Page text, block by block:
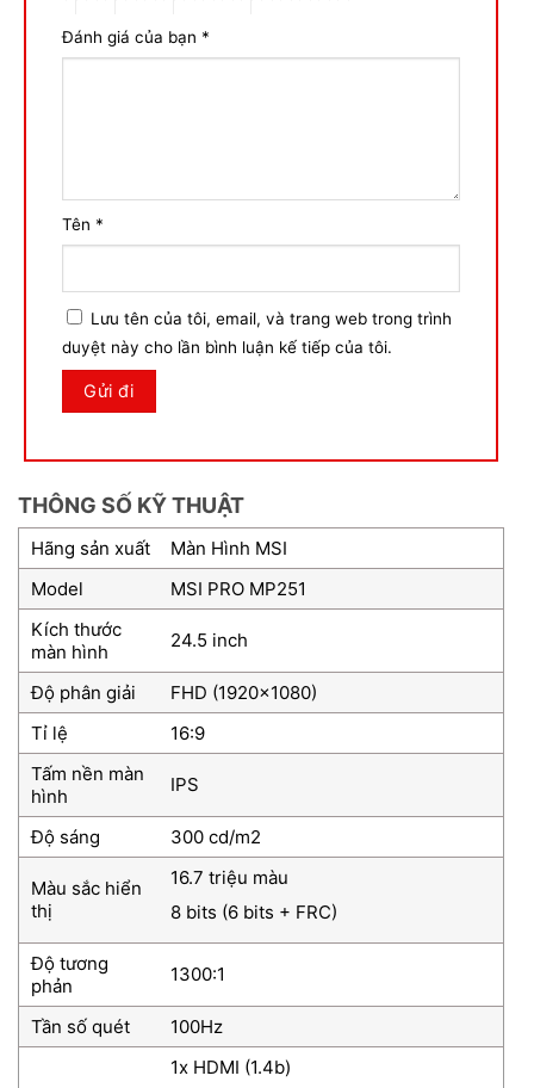
Đánh giá của bạn *
Tên *
Lưu tên của tôi, email, và trang web trong trình
duyệt này cho lần bình luận kế tiếp của tôi.
THÔNG SỐ KỸ THUẬT
Hãng sản xuất
Màn Hình MSI
Model
MSI PRO MP251
Kích thước
màn hình
24.5 inch
Độ phân giải
FHD (1920×1080)
Tỉ lệ
16:9
Tấm nền màn
hình
IPS
Độ sáng 300 cd/m2
Màu sắc hiển
thị
16.7 triệu màu
8 bits (6 bits + FRC)
Độ tương
phản
1300:1
Tần số quét 100Hz
1x HDMI (1.4b)